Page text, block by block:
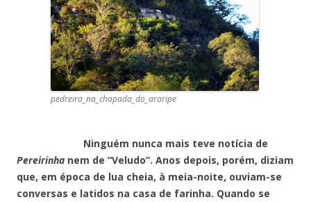
pedreira_na_chapada_do_araripe
Ninguém nunca mais teve notícia de
Pereirinha nem de “Veludo”. Anos depois, porém, diziam
que, em época de lua cheia, à meia-noite, ouviam-se
conversas e latidos na casa de farinha. Quando se